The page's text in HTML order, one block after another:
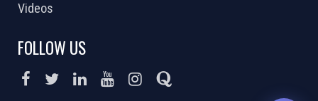
Videos
FOLLOW US